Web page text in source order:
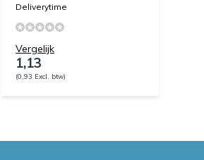
Deliverytime
Vergelijk
1,13
(0,93 Excl. btw)